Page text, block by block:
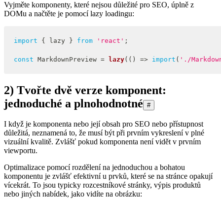
Vyjměte komponenty, které nejsou důležité pro SEO, úplně z
DOMu a načtěte je pomocí lazy loadingu:
import { lazy } from 'react' ;
const MarkdownPreview = lazy( ( ) => import ( './
2) Tvořte dvě verze komponent:
jednoduché a plnohodnotné #
I když je komponenta nebo její obsah pro SEO nebo přístupnost
důležitá, neznamená to, že musí být při prvním vykreslení v plné
vizuální kvalitě. Zvlášť pokud komponenta není vidět v prvním
viewportu.
Optimalizace pomocí rozdělení na jednoduchou a bohatou
komponentu je zvlášť efektivní u prvků, které se na stránce opakují
vícekrát. To jsou typicky rozcestníkové stránky, výpis produktů
nebo jiných nabídek, jako vidíte na obrázku: